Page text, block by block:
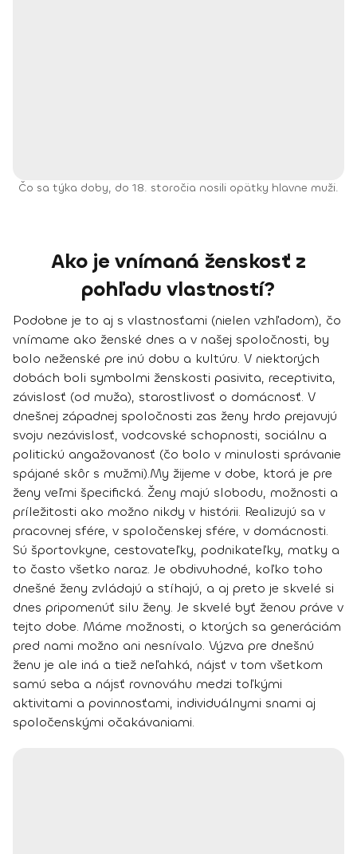
Čo sa týka doby, do 18. storočia nosili opätky hlavne muži.
Ako je vnímaná ženskosť z
pohľadu vlastností?
Podobne je to aj s vlastnosťami (nielen vzhľadom), čo
vnímame ako ženské dnes a v našej spoločnosti, by
bolo neženské pre inú dobu a kultúru. V niektorých
dobách boli symbolmi ženskosti pasivita, receptivita,
závislosť (od muža), starostlivosť o domácnosť. V
dnešnej západnej spoločnosti zas ženy hrdo prejavujú
svoju nezávislosť, vodcovské schopnosti, sociálnu a
politickú angažovanosť (čo bolo v minulosti správanie
spájané skôr s mužmi).My žijeme v dobe, ktorá je pre
ženy veľmi špecifická. Ženy majú slobodu, možnosti a
príležitosti ako možno nikdy v histórii. Realizujú sa v
pracovnej sfére, v spoločenskej sfére, v domácnosti.
Sú športovkyne, cestovateľky, podnikateľky, matky a
to často všetko naraz. Je obdivuhodné, koľko toho
dnešné ženy zvládajú a stíhajú, a aj preto je skvelé si
dnes pripomenúť silu ženy. Je skvelé byť ženou práve v
tejto dobe. Máme možnosti, o ktorých sa generáciám
pred nami možno ani nesnívalo. Výzva pre dnešnú
ženu je ale iná a tiež neľahká, nájsť v tom všetkom
samú seba a nájsť rovnováhu medzi toľkými
aktivitami a povinnosťami, individuálnymi snami aj
spoločenskými očakávaniami.